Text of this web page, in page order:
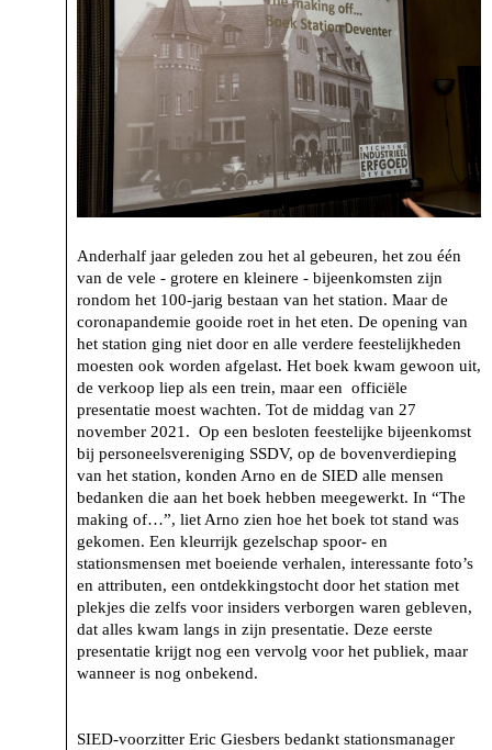
Anderhalf jaar geleden zou het al gebeuren, het zou één
van de vele - grotere en kleinere - bijeenkomsten zijn
rondom het 100-jarig bestaan van het station. Maar de
coronapandemie gooide roet in het eten. De opening van
het station ging niet door en alle verdere feestelijkheden
moesten ook worden afgelast. Het boek kwam gewoon uit,
de verkoop liep als een trein, maar een officiële
presentatie moest wachten. Tot de middag van 27
november 2021. Op een besloten feestelijke bijeenkomst
bij personeelsvereniging SSDV, op de bovenverdieping
van het station, konden Arno en de SIED alle mensen
bedanken die aan het boek hebben meegewerkt. In “The
making of…”, liet Arno zien hoe het boek tot stand was
gekomen. Een kleurrijk gezelschap spoor- en
stationsmensen met boeiende verhalen, interessante foto’s
en attributen, een ontdekkingstocht door het station met
plekjes die zelfs voor insiders verborgen waren gebleven,
dat alles kwam langs in zijn presentatie. Deze eerste
presentatie krijgt nog een vervolg voor het publiek, maar
wanneer is nog onbekend.
SIED-voorzitter Eric Giesbers bedankt stationsmanager